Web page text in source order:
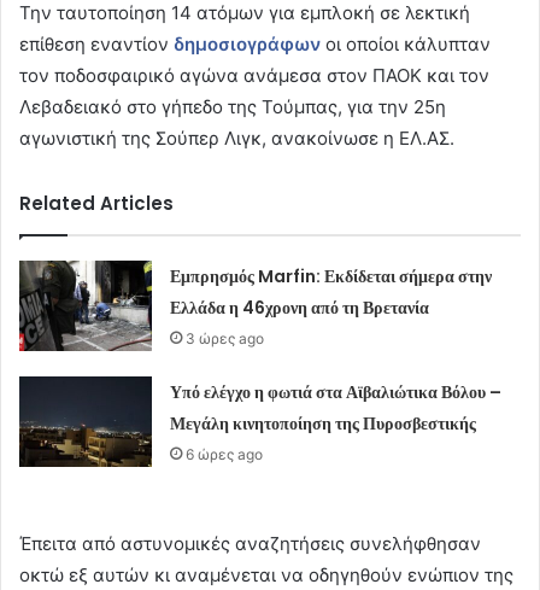
Την ταυτοποίηση 14 ατόμων για εμπλοκή σε λεκτική
επίθεση εναντίον δημοσιογράφων οι οποίοι κάλυπταν
τον ποδοσφαιρικό αγώνα ανάμεσα στον ΠΑΟΚ και τον
Λεβαδειακό στο γήπεδο της Τούμπας, για την 25η
αγωνιστική της Σούπερ Λιγκ, ανακοίνωσε η ΕΛ.ΑΣ.
Related Articles
Εμπρησμός Marfin: Εκδίδεται σήμερα στην
Ελλάδα η 46χρονη από τη Βρετανία
3 ώρες ago
Υπό ελέγχο η φωτιά στα Αϊβαλιώτικα Βόλου –
Μεγάλη κινητοποίηση της Πυροσβεστικής
6 ώρες ago
Έπειτα από αστυνομικές αναζητήσεις συνελήφθησαν
οκτώ εξ αυτών κι αναμένεται να οδηγηθούν ενώπιον της